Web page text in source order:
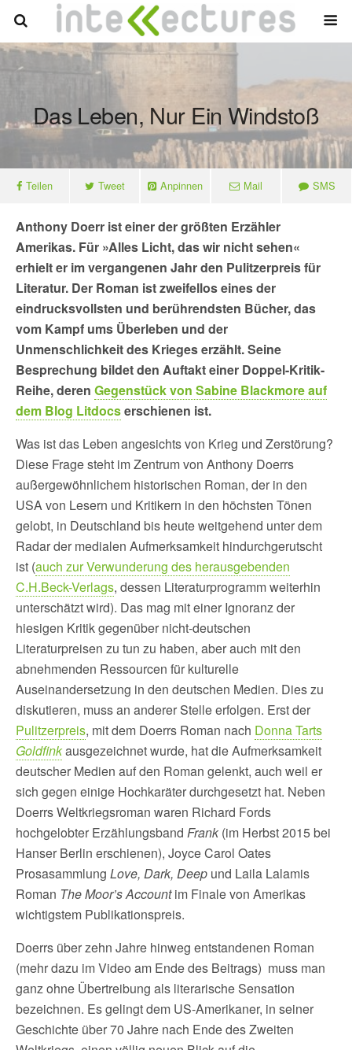
Das Leben, Nur Ein Windstoß
Teilen Tweet Anpinnen Mail SMS
Anthony Doerr ist einer der größten Erzähler
Amerikas. Für »Alles Licht, das wir nicht sehen«
erhielt er im vergangenen Jahr den Pulitzerpreis für
Literatur. Der Roman ist zweifellos eines der
eindrucksvollsten und berührendsten Bücher, das
vom Kampf ums Überleben und der
Unmenschlichkeit des Krieges erzählt. Seine
Besprechung bildet den Auftakt einer Doppel-Kritik-
Reihe, deren Gegenstück von Sabine Blackmore auf
dem Blog Litdocserschienen ist.
Was ist das Leben angesichts von Krieg und Zerstörung?
Diese Frage steht im Zentrum von Anthony Doerrs
außergewöhnlichem historischen Roman, der in den
USA von Lesern und Kritikern in den höchsten Tönen
gelobt, in Deutschland bis heute weitgehend unter dem
Radar der medialen Aufmerksamkeit hindurchgerutscht
ist (auch zur Verwunderung des herausgebenden
C.H.Beck-Verlags, dessen Literaturprogramm weiterhin
unterschätzt wird). Das mag mit einer Ignoranz der
hiesigen Kritik gegenüber nicht-deutschen
Literaturpreisen zu tun zu haben, aber auch mit den
abnehmenden Ressourcen für kulturelle
Auseinandersetzung in den deutschen Medien. Dies zu
diskutieren, muss an anderer Stelle erfolgen. Erst der
Pulitzerpreis, mit dem Doerrs Roman nach Donna Tarts
Goldfinkausgezeichnet wurde, hat die Aufmerksamkeit
deutscher Medien auf den Roman gelenkt, auch weil er
sich gegen einige Hochkaräter durchgesetzt hat. Neben
Doerrs Weltkriegsroman waren Richard Fords
hochgelobter Erzählungsband Frank (im Herbst 2015 bei
Hanser Berlin erschienen), Joyce Carol Oates
Prosasammlung Love, Dark, Deep und Laila Lalamis
Roman The Moor’s Accountim Finale von Amerikas
wichtigstem Publikationspreis.
Doerrs über zehn Jahre hinweg entstandenen Roman
(mehr dazu im Video am Ende des Beitrags) muss man
ganz ohne Übertreibung als literarische Sensation
bezeichnen. Es gelingt dem US-Amerikaner, in seiner
Geschichte über 70 Jahre nach Ende des Zweiten